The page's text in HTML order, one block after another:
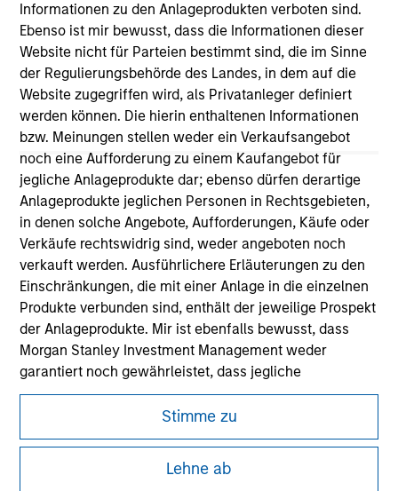
Informationen zu den Anlageprodukten verboten sind.
Ebenso ist mir bewusst, dass die Informationen dieser
Website nicht für Parteien bestimmt sind, die im Sinne
der Regulierungsbehörde des Landes, in dem auf die
Website zugegriffen wird, als Privatanleger definiert
werden können. Die hierin enthaltenen Informationen
bzw. Meinungen stellen weder ein Verkaufsangebot
noch eine Aufforderung zu einem Kaufangebot für
jegliche Anlageprodukte dar; ebenso dürfen derartige
Anlageprodukte jeglichen Personen in Rechtsgebieten,
in denen solche Angebote, Aufforderungen, Käufe oder
Verkäufe rechtswidrig sind, weder angeboten noch
verkauft werden. Ausführlichere Erläuterungen zu den
Einschränkungen, die mit einer Anlage in die einzelnen
Produkte verbunden sind, enthält der jeweilige Prospekt
der Anlageprodukte. Mir ist ebenfalls bewusst, dass
Morgan Stanley Investment Management weder
garantiert noch gewährleistet, dass jegliche
Informationen auf dieser Website korrekt oder
vollständig oder für einen bestimmten Zweck geeignet
sind.
Anträge für Anteile in den auf der Website erwähnten
Stimme zu
Lehne ab
Morgan Stanley
Morgan Stanley Careers
Dieses Dokument ist ein Marketingdokument.
akzeptieren, da in diesen bestimmte gesetzliche und
regulatorische Auflagen enthalten sind, die für die Verbreitung